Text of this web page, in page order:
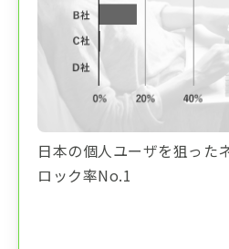
日本の個人ユーザを狙った
ロック率No.1